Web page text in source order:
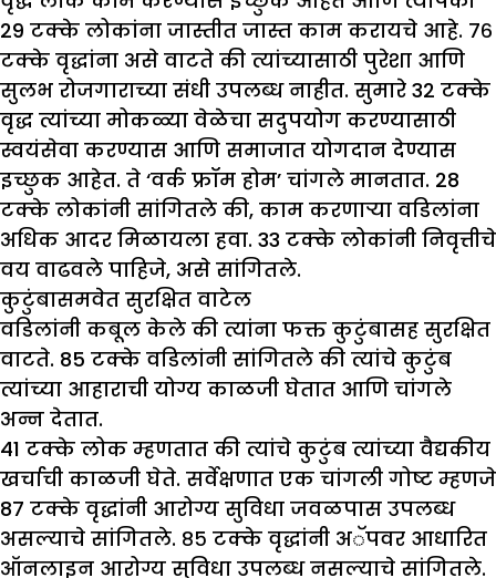
29 टक्के लोकांना जास्तीत जास्त काम करायचे आहे. ७६
टक्के वृद्धांना असे वाटते की त्यांच्यासाठी पुरेशा आणि
सुलभ रोजगाराच्या संधी उपलब्ध नाहीत. सुमारे 32 टक्के
वृद्ध त्यांच्या मोकळ्या वेळेचा सदुपयोग करण्यासाठी
स्वयंसेवा करण्यास आणि समाजात योगदान देण्यास
इच्छुक आहेत. ते ‘वर्क फ्रॉम होम’ चांगले मानतात. 28
टक्के लोकांनी सांगितले की, काम करणाऱ्या वडिलांना
अधिक आदर मिळायला हवा. 33 टक्के लोकांनी निवृत्तीचे
वय वाढवले ​​पाहिजे, असे सांगितले.
कुटुंबासमवेत सुरक्षित वाटेल
वडिलांनी कबूल केले की त्यांना फक्त कुटुंबासह सुरक्षित
वाटते. 85 टक्के वडिलांनी सांगितले की त्यांचे कुटुंब
त्यांच्या आहाराची योग्य काळजी घेतात आणि चांगले
अन्न देतात.
41 टक्के लोक म्हणतात की त्यांचे कुटुंब त्यांच्या वैद्यकीय
खर्चाची काळजी घेते. सर्वेक्षणात एक चांगली गोष्ट म्हणजे
87 टक्के वृद्धांनी आरोग्य सुविधा जवळपास उपलब्ध
असल्याचे सांगितले. ८५ टक्के वृद्धांनी अॅपवर आधारित
ऑनलाइन आरोग्य सुविधा उपलब्ध नसल्याचे सांगितले.